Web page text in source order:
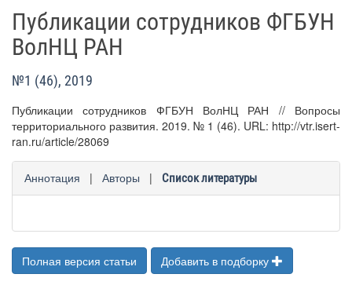
Публикации сотрудников ФГБУН
ВолНЦ РАН
№1 (46), 2019
Публикации сотрудников ФГБУН ВолНЦ РАН // Вопросы
территориального развития. 2019. № 1 (46). URL: http://vtr.isert-
ran.ru/article/28069
Аннотация | Авторы | Список литературы
Полная версия статьи Добавить в подборку